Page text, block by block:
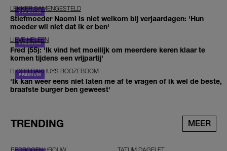
LEKKER SAMENGESTELD
Stiefmoeder Naomi is niet welkom bij verjaardagen: 'Hun
moeder wil niet dat ik er ben'
LIEVE HELEEN
Fred (55): 'Ik vind het moeilijk om meerdere keren klaar te
komen tijdens een vrijpartij'
FLOOR BAKHUYS ROOZEBOOM
'Ik kan weer eens niet laten me af te vragen of ik wel de beste,
braafste burger ben geweest'
TRENDING MEER